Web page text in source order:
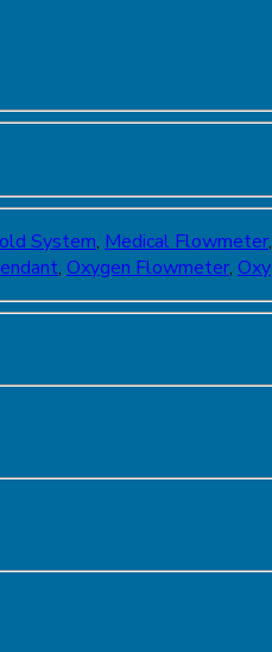
System, Medical Flowmeter,
, Oxygen Flowmeter,